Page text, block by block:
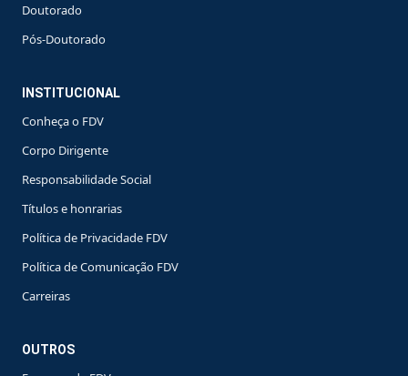
Doutorado
Pós-Doutorado
INSTITUCIONAL
Conheça o FDV
Corpo Dirigente
Responsabilidade Social
Títulos e honrarias
Política de Privacidade FDV
Política de Comunicação FDV
Carreiras
OUTROS